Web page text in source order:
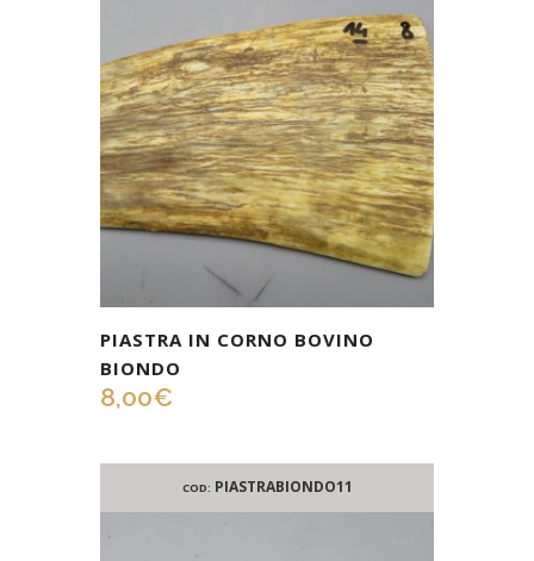
PIASTRA IN CORNO BOVINO
BIONDO
8,00€
COD: PIASTRABIONDO11